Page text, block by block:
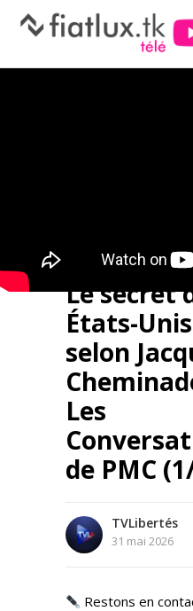
Le secret
États-Unis
selon
Les
de PMC
TVLibertés
31 mai 2026
Restons en